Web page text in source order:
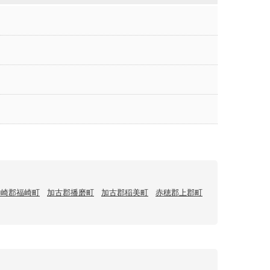
郡福崎町 加古郡播磨町 加古郡稲美町 赤穂郡上郡町